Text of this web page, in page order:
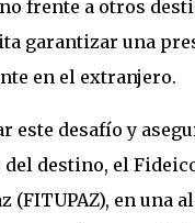
frente a otros
garantizar una
en el extranjero.
este desafío y
destino, el
(FITUPAZ), en una